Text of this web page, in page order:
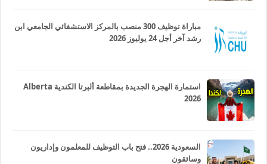
مباراة توظيف 300 منصب بالمركز الاستشفائي الجامعي ابن
رشد آخر أجل 24 يوليوز 2026
استمارة الهجرة الجديدة بمقاطعة ألبرتا الكندية Alberta
2026
السعودية 2026.. فتح باب التوظيف للمعلمون وإداريون
وسائقون